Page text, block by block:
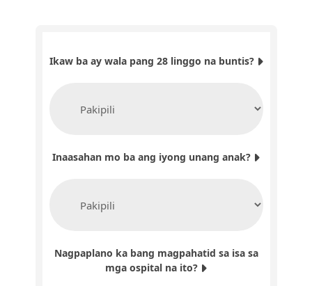
Ikaw ba ay wala pang 28 linggo na buntis?
Inaasahan mo ba ang iyong unang anak?
Nagpaplano ka bang magpahatid sa isa sa
mga ospital na ito?